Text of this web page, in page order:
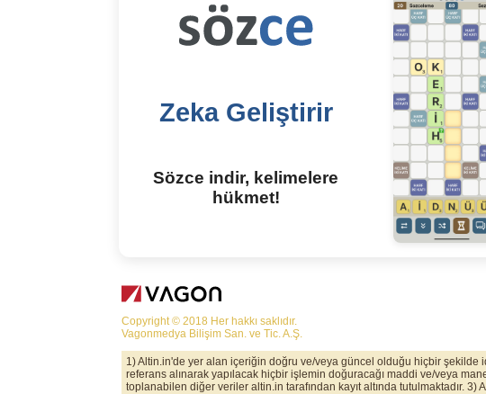
Zeka Geliştirir
Sözce indir, kelimelere
hükmet!
Copyright © 2018 Her hakkı saklıdır.
Vagonmedya Bilişim San. ve Tic. A.Ş.
1) Altin.in'de yer alan içeriğin doğru ve/veya güncel olduğu hiçbir şekilde
referans alınarak yapılacak hiçbir işlemin doğuracağı maddi ve/veya
toplanabilen diğer veriler altin.in tarafından kayıt altında tutulmaktadır.